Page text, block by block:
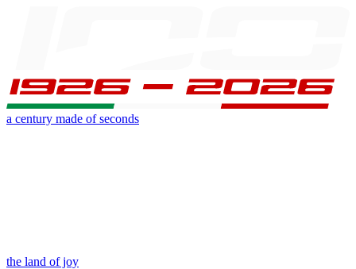
a century made of seconds
the land of joy